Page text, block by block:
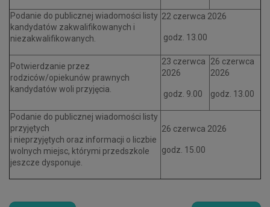
Podanie do publicznej wiadomości listy
kandydatów zakwalifikowanych i
niezakwalifikowanych.
22 czerwca 2026
godz. 13.00
Potwierdzanie przez
rodziców/opiekunów prawnych
kandydatów woli przyjęcia.
23 czerwca
2026
godz. 9.00
26 czerwca
2026
godz. 13.00
Podanie do publicznej wiadomości listy
przyjętych
i nieprzyjętych oraz informacji o liczbie
wolnych miejsc, którymi przedszkole
jeszcze dysponuje.
26 czerwca 2026
godz. 15.00